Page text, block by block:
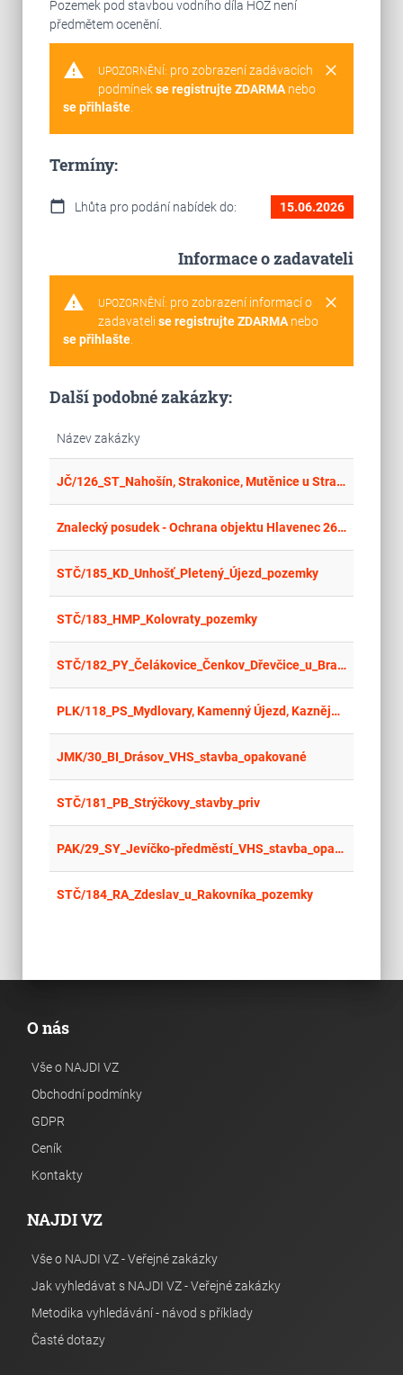
Pozemek pod stavbou vodního díla HOZ není
předmětem ocenění.
warning clear
UPOZORNĚNÍ: pro zobrazení zadávacích
podmínekse registrujte ZDARMAnebo
se přihlašte.
Termíny:
calendar_today Lhůta pro podání nabídek do: 15.06.2026
Informace o zadavateli
warning clear
UPOZORNĚNÍ: pro zobrazení informací o
zadavateli se registrujte ZDARMAnebo
se přihlašte.
Další podobné zakázky:
Název zakázky
JČ/126_ST_Nahošín, Strakonice, Mutěnice u Strakonic, Radomyšl, Blatná, Lažánky, Vodňany, Střelskohoštická Lhota, Střelské Hoštice, Kadov u Blatné a Štěchovice_pozemky
Znalecký posudek - Ochrana objektu Hlavenec 26. pVŘPz technickým střežením prostřednictvím dodavatele od 1. 9. 2026 – do 31. 8. 2036
STČ/185_KD_Unhošť_Pletený_Újezd_pozemky
STČ/183_HMP_Kolovraty_pozemky
STČ/182_PY_Čelákovice_Čenkov_Dřevčice_u_Brandýsa_nL_Horoušany_pozemky
PLK/118_PS_Mydlovary, Kamenný Újezd, Kaznějov, Nové Městečko_pozemky
JMK/30_BI_Drásov_VHS_stavba_opakované
STČ/181_PB_Strýčkovy_stavby_priv
PAK/29_SY_Jevíčko-předměstí_VHS_stavba_opakované II
STČ/184_RA_Zdeslav_u_Rakovníka_pozemky
O nás
Vše o NAJDI VZ
Obchodní podmínky
GDPR
Ceník
Kontakty
NAJDI VZ
Vše o NAJDI VZ - Veřejné zakázky
Jak vyhledávat s NAJDI VZ - Veřejné zakázky
Metodika vyhledávání - návod s příklady
Časté dotazy